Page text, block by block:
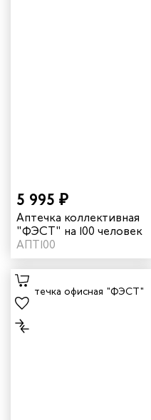
5 995 ₽
Аптечка коллективная
"ФЭСТ" на 100 человек
АПТ100